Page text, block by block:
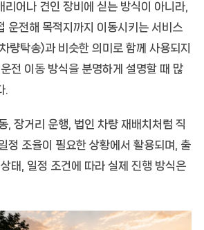
리어나 견인 장비에 싣는 방식이 아니라,
운전해 목적지까지 이동시키는 서비스
량탁송)과 비슷한 의미로 함께 사용되지
전 이동 방식을 분명하게 설명할 때 많
.
, 장거리 운행, 법인 차량 재배치처럼 직
정 조율이 필요한 상황에서 활용되며, 출
태, 일정 조건에 따라 실제 진행 방식은